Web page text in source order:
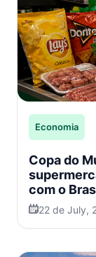
Economia
Copa do
com o
22 de July,